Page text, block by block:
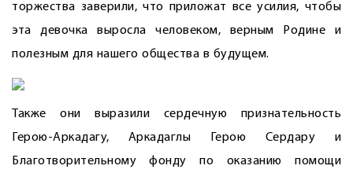
торжества заверили, что приложат все усилия, чтобы
эта девочка выросла человеком, верным Родине и
полезным для нашего общества в будущем.
Также они выразили сердечную признательность
Герою-Аркадагу, ­Аркадаглы Герою ­Сердару и
Благотворительному фонду по оказанию помощи